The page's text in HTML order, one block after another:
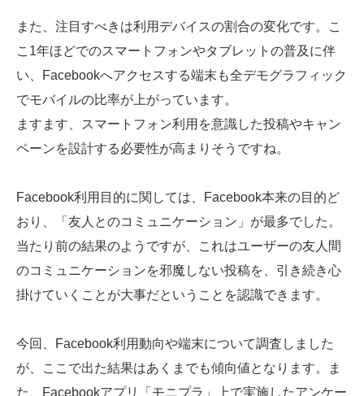
また、注目すべきは利用デバイスの割合の変化です。こ
こ1年ほどでのスマートフォンやタブレットの普及に伴
い、Facebookへアクセスする端末も全デモグラフィック
でモバイルの比率が上がっています。
ますます、スマートフォン利用を意識した投稿やキャン
ペーンを設計する必要性が高まりそうですね。
Facebook利用目的に関しては、Facebook本来の目的ど
おり、「友人とのコミュニケーション」が最多でした。
当たり前の結果のようですが、これはユーザーの友人間
のコミュニケーションを邪魔しない投稿を、引き続き心
掛けていくことが大事だということを認識できます。
今回、Facebook利用動向や端末について調査しました
が、ここで出た結果はあくまでも傾向値となります。ま
た、Facebookアプリ「モニプラ」上で実施したアンケー